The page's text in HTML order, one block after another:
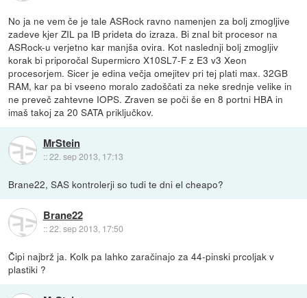
No ja ne vem če je tale ASRock ravno namenjen za bolj zmogljive
zadeve kjer ZIL pa IB prideta do izraza. Bi znal bit procesor na
ASRock-u verjetno kar manjša ovira. Kot naslednji bolj zmogljiv
korak bi priporočal Supermicro X10SL7-F z E3 v3 Xeon
procesorjem. Sicer je edina večja omejitev pri tej plati max. 32GB
RAM, kar pa bi vseeno moralo zadoščati za neke srednje velike in
ne preveč zahtevne IOPS. Zraven se poči še en 8 portni HBA in
imaš takoj za 20 SATA priključkov.
MrStein
::22. sep 2013, 17:13
Brane22, SAS kontrolerji so tudi te dni el cheapo?
Brane22
::22. sep 2013, 17:50
Čipi najbrž ja. Kolk pa lahko zaračinajo za 44-pinski prcoljak v
plastiki ?